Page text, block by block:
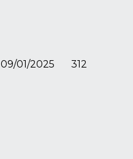
09/01/2025 312